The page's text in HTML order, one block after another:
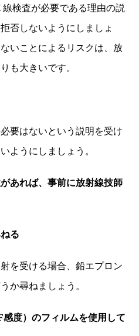
検査が必要である理由の説
否しないようにしましょ
いことによるリスクは、放
も大きいです。
要はないという説明を受け
ようにしましょう。
あれば、事前に放射線技師
る
を受ける場合、鉛エプロン
か尋ねましょう。
感度）のフィルムを使用して